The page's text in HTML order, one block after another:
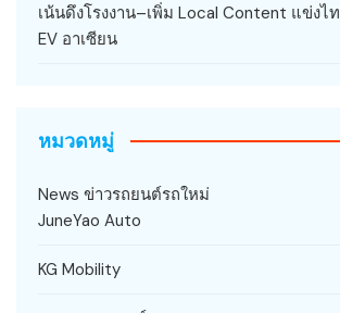
เน้นดึงโรงงาน–เพิ่ม Local Content แข่งไ
EV อาเซียน
หมวดหมู่
News ข่าวรถยนต์รถใหม่
JuneYao Auto
KG Mobility